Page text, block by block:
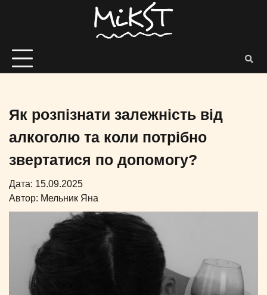
Як розпізнати залежність від
алкоголю та коли потрібно
звертатися по допомогу?
Дата: 15.09.2025
Автор: Мельник Яна